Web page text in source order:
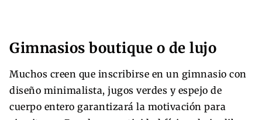
Gimnasios boutique o de lujo
Muchos creen que inscribirse en un gimnasio con
diseño minimalista, jugos verdes y espejo de
cuerpo entero garantizará la motivación para